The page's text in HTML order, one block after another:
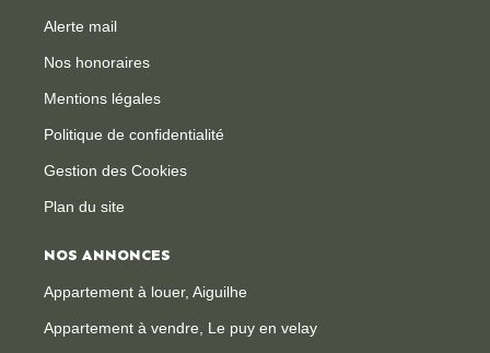
Alerte mail
Nos honoraires
Mentions légales
Politique de confidentialité
Gestion des Cookies
Plan du site
NOS ANNONCES
Appartement à louer, Aiguilhe
Appartement à vendre, Le puy en velay